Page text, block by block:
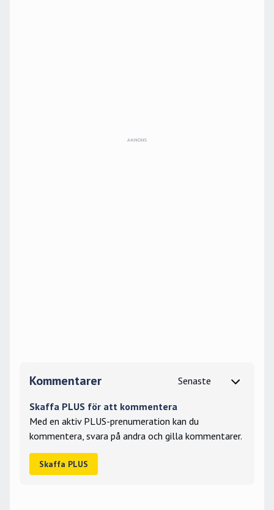
Kommentarer
Skaffa PLUS för att kommentera
Med en aktiv PLUS-prenumeration kan du
kommentera, svara på andra och gilla kommentarer.
Skaffa PLUS